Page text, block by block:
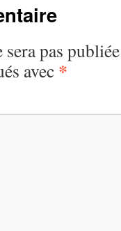
pas
avec *